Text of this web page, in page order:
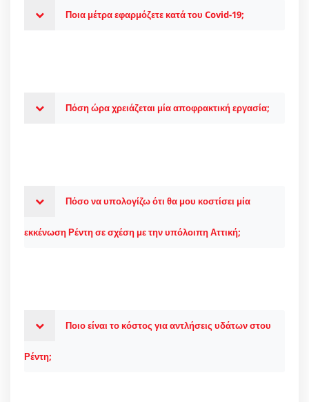
Ποια μέτρα εφαρμόζετε κατά του Covid-19;
Πόση ώρα χρειάζεται μία αποφρακτική εργασία;
Πόσο να υπολογίζω ότι θα μου κοστίσει μία
εκκένωση Ρέντη σε σχέση με την υπόλοιπη Αττική;
Ποιο είναι το κόστος για αντλήσεις υδάτων στου
Ρέντη;